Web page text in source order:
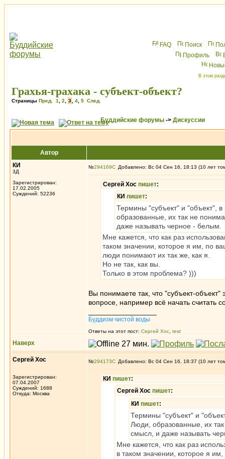
FAQ Поиск
Профиль
В этом
Грахья-грахака - субъект-объект?
Страницы Пред. 1 2 3 4 5 След.
Буддийские форумы -> Дискуссии
Автор
КИ
3Д
Зарегистрирован:
17.02.2005
Суждений: 52236
№294169 Добавлено: Вс 04 Сен 16, 18:13 (10 лет
Сергей Хос пишет:
КИ пишет:
Термины "субъект" и "объект",
образованные, их так не
даже называть черное - белым.
Мне кажется, что как раз
таком значении, которое я им, по
люди понимают их так же, как я.
Но не так, как вы.
Только в этом проблема? )))
Вы понимаете так, что "субъект-объект"
вопросе, например всё начать считать
Буддизм чистой воды
Ответы на этот пост: Сергей Хос test
Наверх
Сергей Хос
Зарегистрирован:
07.04.2007
Суждений: 1688
Откуда: Москва
№294173 Добавлено: Вс 04 Сен 16, 18:37 (10 лет
КИ пишет:
Сергей Хос пишет:
КИ пишет:
Термины "субъект" и
Люди, образованные, их
смысл, и даже называть
Мне кажется, что как раз
в таком значении, которое я